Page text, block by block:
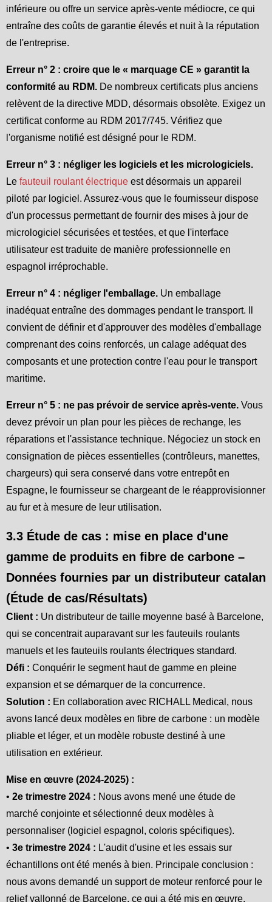
inférieure ou offre un service après-vente médiocre, ce qui
entraîne des coûts de garantie élevés et nuit à la réputation
de l'entreprise.
Erreur n° 2 : croire que le « marquage CE » garantit la
conformité au RDM. De nombreux certificats plus anciens
relèvent de la directive MDD, désormais obsolète. Exigez un
certificat conforme au RDM 2017/745. Vérifiez que
l'organisme notifié est désigné pour le RDM.
Erreur n° 3 : négliger les logiciels et les micrologiciels.
Le fauteuil roulant électrique est désormais un appareil
piloté par logiciel. Assurez-vous que le fournisseur dispose
d'un processus permettant de fournir des mises à jour de
micrologiciel sécurisées et testées, et que l'interface
utilisateur est traduite de manière professionnelle en
espagnol irréprochable.
Erreur n° 4 : négliger l'emballage. Un emballage
inadéquat entraîne des dommages pendant le transport. Il
convient de définir et d'approuver des modèles d'emballage
comprenant des coins renforcés, un calage adéquat des
composants et une protection contre l'eau pour le transport
maritime.
Erreur n° 5 : ne pas prévoir de service après-vente. Vous
devez prévoir un plan pour les pièces de rechange, les
réparations et l'assistance technique. Négociez un stock en
consignation de pièces essentielles (contrôleurs, manettes,
chargeurs) qui sera conservé dans votre entrepôt en
Espagne, le fournisseur se chargeant de le réapprovisionner
au fur et à mesure de leur utilisation.
3.3 Étude de cas : mise en place d'une
gamme de produits en fibre de carbone –
Données fournies par un distributeur catalan
(Étude de cas/Résultats)
Client : Un distributeur de taille moyenne basé à Barcelone,
qui se concentrait auparavant sur les fauteuils roulants
manuels et les fauteuils roulants électriques standard.
Défi : Conquérir le segment haut de gamme en pleine
expansion et se démarquer de la concurrence.
Solution : En collaboration avec RICHALL Medical, nous
avons lancé deux modèles en fibre de carbone : un modèle
pliable et léger, et un modèle robuste destiné à une
utilisation en extérieur.
Mise en œuvre (2024-2025) :
• 2e trimestre 2024 : Nous avons mené une étude de
marché conjointe et sélectionné deux modèles à
personnaliser (logiciel espagnol, coloris spécifiques).
• 3e trimestre 2024 : L'audit d'usine et les essais sur
échantillons ont été menés à bien. Principale conclusion :
nous avons demandé un support de moteur renforcé pour le
relief vallonné de Barcelone, ce qui a été mis en œuvre.